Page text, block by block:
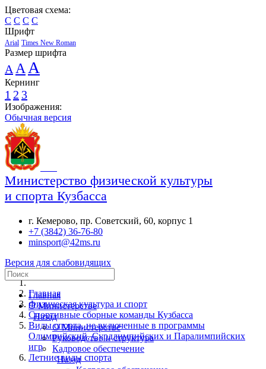
Цветовая схема:
C C C C
Шрифт
Arial Times New Roman
Размер шрифта
A A A
Кернинг
1 2 3
Изображения:
Обычная версия
Министерство физической культуры
и спорта Кузбасса
г. Кемерово, пр. Советский, 60, корпус 1
+7 (3842) 36-76-80
minsport@42ms.ru
Версия для слабовидящих
Главная
О Министерстве
Назад
О Министерстве
Руководство и структура
Кадровое обеспечение
Назад
Главная
Физическая культура и спорт
Спортивные сборные команды Кузбасса
Виды спорта, не включенные в программы
Олимпийский, Сурдлимпийских и Паралимпийских
игр
Летние виды спорта